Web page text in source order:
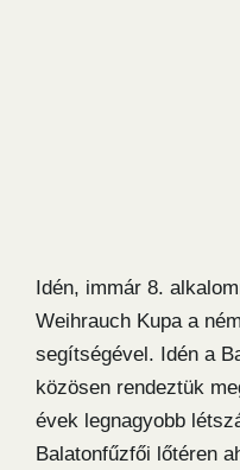
Idén, immár 8.
Weihrauch Kupa a
segítségével. Idén a
közösen rendeztük
évek legnagyobb
Balatonfűzfői lőtéren